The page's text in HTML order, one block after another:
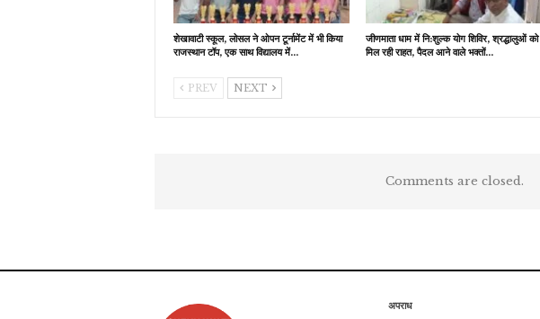
शेखावाटी स्कूल, लोसल ने ओपन टूर्नामेंट में भी किया
राजस्थान टॉप, एक साथ विद्यालय में…
जीणमाता धाम में नि:शुल्क योग शिविर, श्रद्धालुओं को
मिल रही राहत, पैदल आने वाले भक्तों…
PREV NEXT
Comments are closed.
अपराध